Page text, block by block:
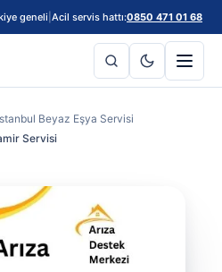
geneli Acil servis hattı:0850 471 01 68
Beyaz Eşya Servisi
Servisi